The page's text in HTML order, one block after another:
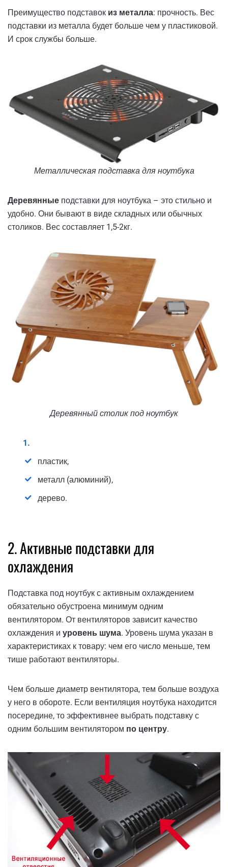
Преимущество подставок из металла: прочность. Вес
подставки из металла будет больше чем у пластиковой.
И срок службы больше.
Металлическая подставка для ноутбука
Деревянные подставки для ноутбука – это стильно и
удобно. Они бывают в виде складных или обычных
столиков. Вес составляет 1,5-2кг.
Деревянный столик под ноутбук
пластик,
металл (алюминий),
дерево.
2. Активные подставки для
охлаждения
Подставка под ноутбук с активным охлаждением
обязательно обустроена минимум одним
вентилятором. От вентиляторов зависит качество
охлаждения и уровень шума. Уровень шума указан в
характеристиках к товару: чем его число меньше, тем
тише работают вентиляторы.
Чем больше диаметр вентилятора, тем больше воздуха
у него в обороте. Если вентиляция ноутбука находится
посередине, то эффективнее выбрать подставку с
одним большим вентилятором по центру.